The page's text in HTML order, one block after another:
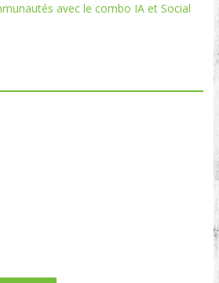
avec le combo IA et Social